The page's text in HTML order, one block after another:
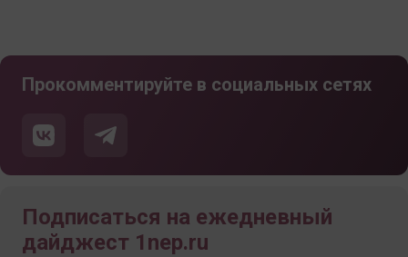
Прокомментируйте в социальных сетях
Подписаться на ежедневный
дайджест 1nep.ru